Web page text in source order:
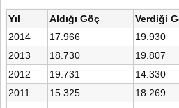
Yıl Aldığı Göç Verdiği
2014
17.966 19.930
2013
18.730 19.807
2012
19.731 14.330
2011
15.325 18.269